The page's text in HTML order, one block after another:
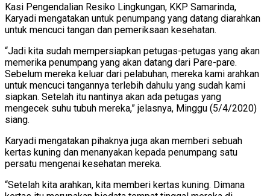
Kasi Pengendalian Resiko Lingkungan, KKP Samarinda,
Karyadi mengatakan untuk penumpang yang datang diarahkan
untuk mencuci tangan dan pemeriksaan kesehatan.
“Jadi kita sudah mempersiapkan petugas-petugas yang akan
memerika penumpang yang akan datang dari Pare-pare.
Sebelum mereka keluar dari pelabuhan, mereka kami arahkan
untuk mencuci tangannya terlebih dahulu yang sudah kami
siapkan. Setelah itu nantinya akan ada petugas yang
mengecek suhu tubuh mereka,” jelasnya, Minggu (5/4/2020)
siang.
Karyadi mengatakan pihaknya juga akan memberi sebuah
kertas kuning dan menanyakan kepada penumpang satu
persatu mengenai kesehatan mereka.
“Setelah kita arahkan, kita memberi kertas kuning. Dimana